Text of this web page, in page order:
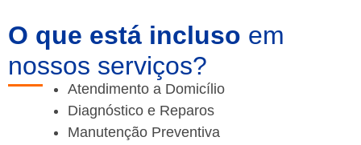
O que está incluso em
nossos serviços?
Atendimento a Domicílio
Diagnóstico e Reparos
Manutenção Preventiva